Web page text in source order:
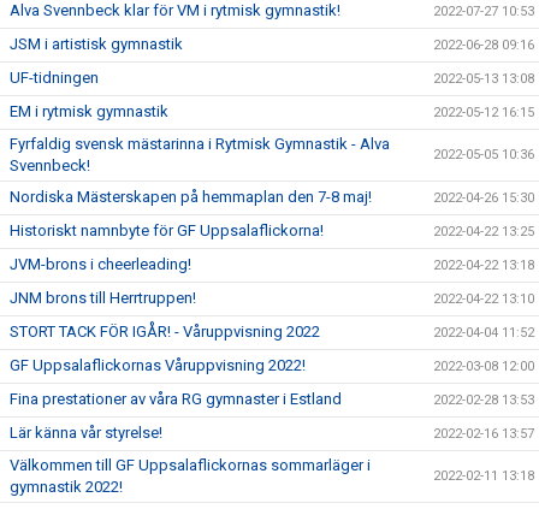
Alva Svennbeck klar för VM i rytmisk gymnastik! 2022-07-27 10:53
JSM i artistisk gymnastik 2022-06-28 09:16
UF-tidningen 2022-05-13 13:08
EM i rytmisk gymnastik 2022-05-12 16:15
Fyrfaldig svensk mästarinna i Rytmisk Gymnastik - Alva
Svennbeck!
2022-05-05 10:36
Nordiska Mästerskapen på hemmaplan den 7-8 maj! 2022-04-26 15:30
Historiskt namnbyte för GF Uppsalaflickorna! 2022-04-22 13:25
JVM-brons i cheerleading! 2022-04-22 13:18
JNM brons till Herrtruppen! 2022-04-22 13:10
STORT TACK FÖR IGÅR! - Våruppvisning 2022 2022-04-04 11:52
GF Uppsalaflickornas Våruppvisning 2022! 2022-03-08 12:00
Fina prestationer av våra RG gymnaster i Estland 2022-02-28 13:53
Lär känna vår styrelse! 2022-02-16 13:57
Välkommen till GF Uppsalaflickornas sommarläger i
gymnastik 2022!
2022-02-11 13:18